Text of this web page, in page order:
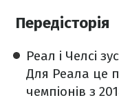
Передісторія
Реал і Челсі
Для Реала це
чемпіонів з